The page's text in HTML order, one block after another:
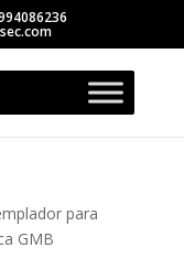
para
GMB